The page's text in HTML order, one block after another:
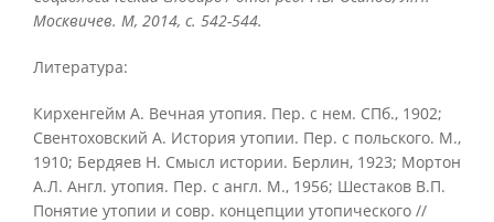
Москвичев. М, 2014, с. 542-544.
Литература:
Кирхенгейм А. Вечная утопия. Пер. с нем. СПб., 1902;
Свентоховский А. История утопии. Пер. с польского. М.,
1910; Бердяев Н. Смысл истории. Берлин, 1923; Мортон
A.Л. Англ. утопия. Пер. с англ. М., 1956; Шестаков В.П.
Понятие утопии и совр. концепции утопического //